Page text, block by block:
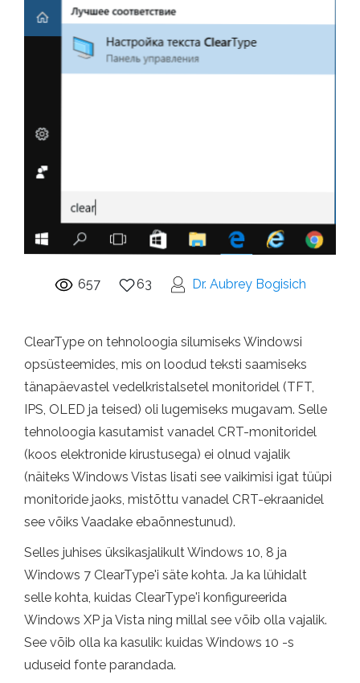
657 63 Dr. Aubrey Bogisich
ClearType on tehnoloogia silumiseks Windowsi
opsüsteemides, mis on loodud teksti saamiseks
tänapäevastel vedelkristalsetel monitoridel (TFT,
IPS, OLED ja teised) oli lugemiseks mugavam. Selle
tehnoloogia kasutamist vanadel CRT-monitoridel
(koos elektronide kirustusega) ei olnud vajalik
(näiteks Windows Vistas lisati see vaikimisi igat tüüpi
monitoride jaoks, mistõttu vanadel CRT-ekraanidel
see võiks Vaadake ebaõnnestunud).
Selles juhises üksikasjalikult Windows 10, 8 ja
Windows 7 ClearType'i säte kohta. Ja ka lühidalt
selle kohta, kuidas ClearType'i konfigureerida
Windows XP ja Vista ning millal see võib olla vajalik.
See võib olla ka kasulik: kuidas Windows 10 -s
uduseid fonte parandada.